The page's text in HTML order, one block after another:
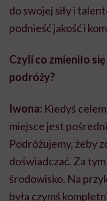
do swojej siły i
podnieść jakość i
Czyli co zmieniło
podróży?
Iwona: Kiedyś
miejsce jest
Podróżujemy, żeby
doświadczać. Za
środowisko. Na
była czymś